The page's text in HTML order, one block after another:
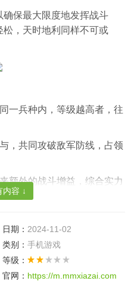
保最大限度地发挥战斗
，天时地利同样不可或
一兵种内，等级越高者，往
，共同攻破敌军防线，占领
额外的战斗增益，综合实力
士兵数量，士兵数量越多，
巧妙的策略，将对手逼至崩
内容 ↓
日期： 2024-11-02
类别： 手机游戏
等级：
官网： https://m.mmxiazai.com